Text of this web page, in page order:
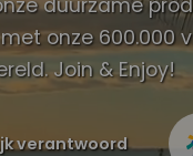
duurzame
onze 600.000
Join & Enjoy!
verantwoord